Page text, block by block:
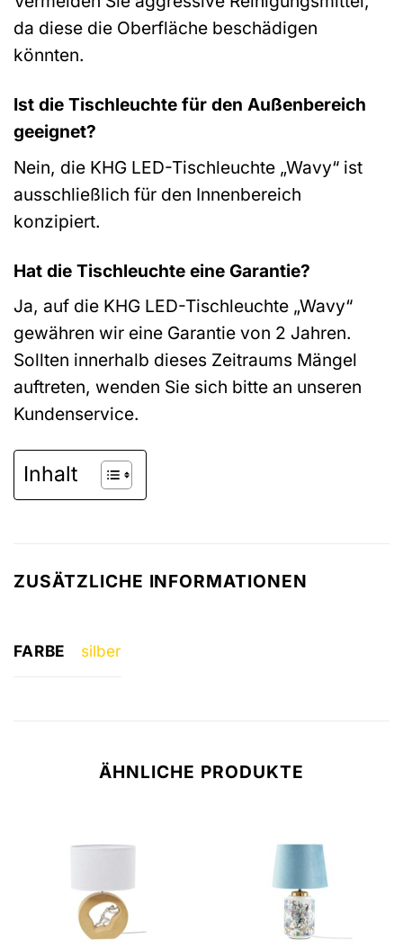
da diese die Oberfläche beschädigen
könnten.
Ist die Tischleuchte für den Außenbereich
geeignet?
Nein, die KHG LED-Tischleuchte „Wavy“ ist
ausschließlich für den Innenbereich
konzipiert.
Hat die Tischleuchte eine Garantie?
Ja, auf die KHG LED-Tischleuchte „Wavy“
gewähren wir eine Garantie von 2 Jahren.
Sollten innerhalb dieses Zeitraums Mängel
auftreten, wenden Sie sich bitte an unseren
Kundenservice.
Inhalt
ZUSÄTZLICHE INFORMATIONEN
FARBE silber
ÄHNLICHE PRODUKTE